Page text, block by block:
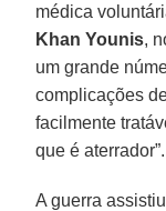
médica
Khan Younis,
um grande
complicações
facilmente
que é aterrador”.
A guerra